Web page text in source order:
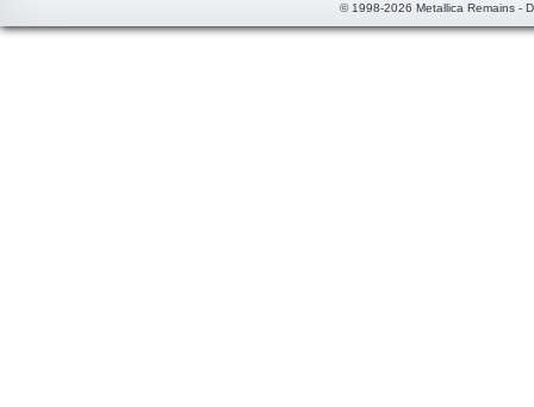
© 1998-2026 Metallica Remains -